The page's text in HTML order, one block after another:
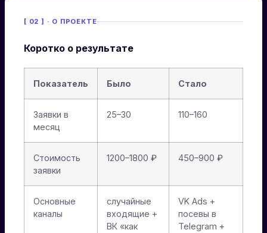
[ 02 ] · О ПРОЕКТЕ
Коротко о результате
Показатель Было Стало
Заявки в
месяц
25–30 110–160
Стоимость
заявки
1200–1800 ₽ 450–900 ₽
Основные
каналы
случайные
входящие +
ВК «как
VK Ads +
посевы в
Telegram +